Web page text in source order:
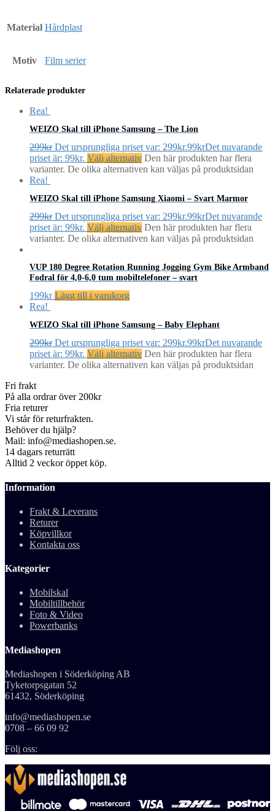
Material Hårdplast
Motiv Film serier
Relaterade produkter
Rea!
WEIZO Skal till iPhone Samsung – The Lion
299kr Det ursprungliga priset var: 299kr.99krDet nuvarande
priset är: 99kr. Välj alternativ Den här produkten har flera
varianter. De olika alternativen kan väljas på produktsidan
Rea!
WEIZO Skal till iPhone Samsung Xiaomi – Svart Marmor
299kr Det ursprungliga priset var: 299kr.99krDet nuvarande
priset är: 99kr. Välj alternativ Den här produkten har flera
varianter. De olika alternativen kan väljas på produktsidan
VUP 180 Degree Rotation Running Jogging Gym Bike Armband
Fodral för 4,0-6,0 tum mobiltelefoner – svart
199kr Lägg till i varukorg
Rea!
WEIZO Skal till iPhone Samsung – Baby Elephant
299kr Det ursprungliga priset var: 299kr.99krDet nuvarande
priset är: 99kr. Välj alternativ Den här produkten har flera
varianter. De olika alternativen kan väljas på produktsidan
Fri frakt
På alla ordrar över 200kr
Fria returer
Vi står för returfrakten.
Behöver du hjälp?
Mail: info@mediashopen.se.
14 dagars returrätt
Alltid 2 veckor öppet köp.
Information
Frakt & Leverans
Returer
Köpvillkor
Kontakta oss
Kategorier
Mobilskal
Mobiltillbehör
Foto & Video
Powerbanks
Mediashopen
Mediashopen i Söderköping AB
Tyketorpsgatan 52
61432, Söderköping
info@mediashopen.se
0708 – 66 09 92
Följ oss: